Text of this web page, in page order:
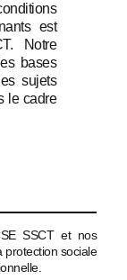
est
Notre
bases
sujets
le cadre
SSCT et nos
protection sociale